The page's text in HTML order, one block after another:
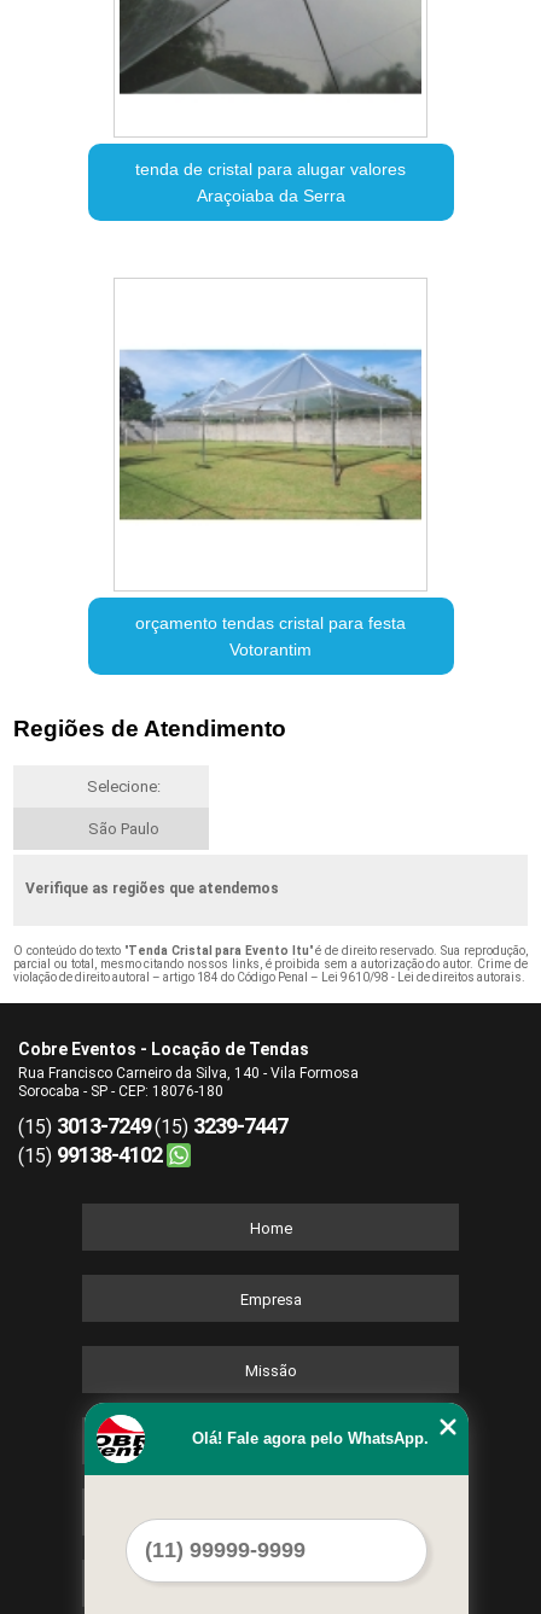
tenda de cristal para alugar valores
Araçoiaba da Serra
orçamento tendas cristal para festa
Votorantim
Regiões de Atendimento
Selecione:
São Paulo
Verifique as regiões que atendemos
O conteúdo do texto "Tenda Cristal para Evento Itu" é de direito reservado. Sua reprodução,
parcial ou total, mesmo citando nossos links, é proibida sem a autorização do autor. Crime de
violação de direito autoral – artigo 184 do Código Penal – Lei 9610/98 - Lei de direitos autorais.
Cobre Eventos - Locação de Tendas
Rua Francisco Carneiro da Silva, 140 - Vila Formosa
Sorocaba - SP - CEP: 18076-180
(15) 3013-7249(15) 3239-7447
(15) 99138-4102
Home
Empresa
Missão
Serviços
Mapa do site
Olá! Fale agora pelo WhatsApp.